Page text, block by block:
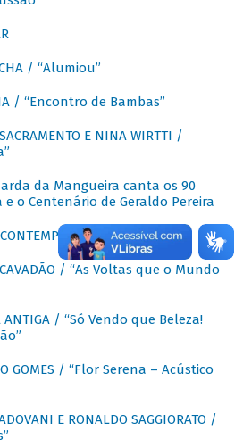
/ “Alumiou”
/ “Encontro de Bambas”
E NINA WIRTTI /
da Mangueira canta os 90
e o Centenário de Geraldo Pereira
/ “As Voltas que o Mundo
ANTIGA / “Só Vendo que Beleza!
GOMES / “Flor Serena – Acústico
E RONALDO SAGGIORATO /